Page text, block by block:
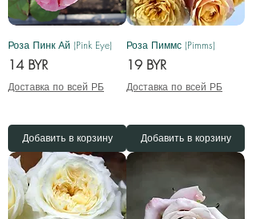
Роза Пинк Ай (Pink Eye)
Цена
14 BYR
Доставка по всей РБ
Добавить в корзину
Роза Пиммс (Pimms)
Цена
19 BYR
Доставка по всей РБ
Добавить в корзину